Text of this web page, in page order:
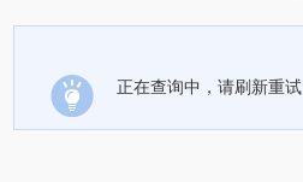
正在查询中，请刷新重试